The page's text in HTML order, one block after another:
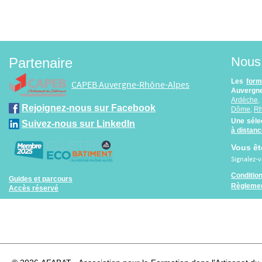
Partenaire
CAPEB Auvergne-Rhône-Alpes
Rejoignez-nous sur Facebook
Suivez-nous sur LinkedIn
Guides et parcours
Accès réservé
Les
Ardèche
Dôme
Une
à
Vous
Signalez-